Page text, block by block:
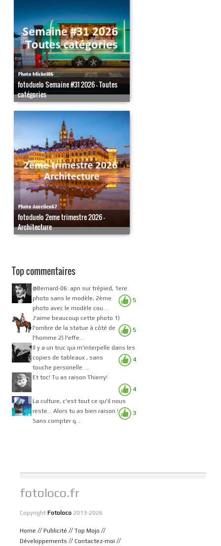
fotoduelo Semaine #31 2026 - Toutes
catégories
fotoduelo 2eme trimestre 2026 -
Architecture
Top commentaires
5
@Bernard-06: apn sur trépied, 1ere
photo sans le modèle, 2ème
photo avec le modèle cou...
5
J'aime beaucoup cette photo 1)
l'ombre de la statue à côté de
l'homme 2) l'effe...
4
Il y a un truc qui m'interpelle dans les
copies de tableaux , sans
touche personelle. ...
4
Et toc! Tu as raison Thierry!
3
La culture, c'est tout ce qu'il nous
reste... Alors tu as bien raison !
Sans compter q...
fotoloco.fr
Copyright Fotoloco 2013-2026
Home // Publicité // Top Mojo //
Développements // Contactez-moi //